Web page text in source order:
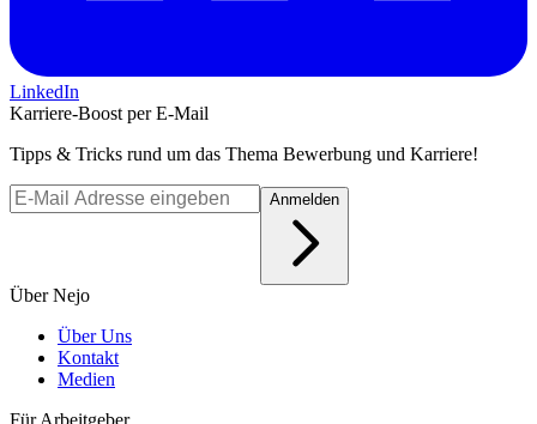
LinkedIn
Karriere-Boost per E-Mail
Tipps & Tricks rund um das Thema Bewerbung und Karriere!
Anmelden
Über Nejo
Über Uns
Kontakt
Medien